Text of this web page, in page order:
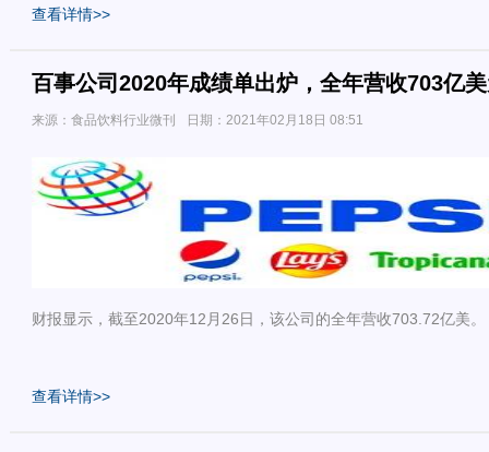
查看详情>>
百事公司2020年成绩单出炉，全年营收703亿
来源：食品饮料行业微刊 日期：2021年02月18日 08:51
财报显示，截至2020年12月26日，该公司的全年营收703.72亿美。
查看详情>>